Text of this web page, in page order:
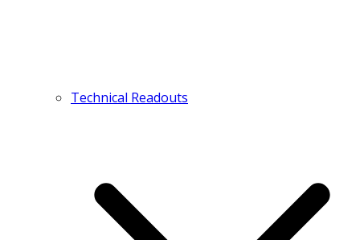
Technical Readouts